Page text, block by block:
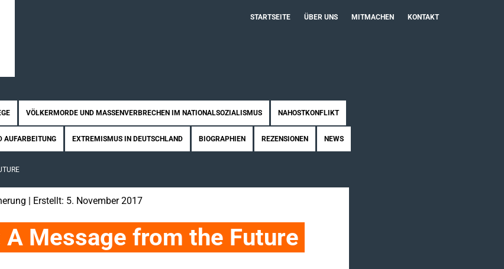
STARTSEITE ÜBER UNS MITMACHEN KONTAKT
VÖLKERMORDE UND MASSENVERBRECHEN IM NATIONALSOZIALISMUS NAHOSTKONFLIKT
AUFARBEITUNG EXTREMISMUS IN DEUTSCHLAND BIOGRAPHIEN REZENSIONEN NEWS
| Erstellt: 5. November 2017
A Message from the Future